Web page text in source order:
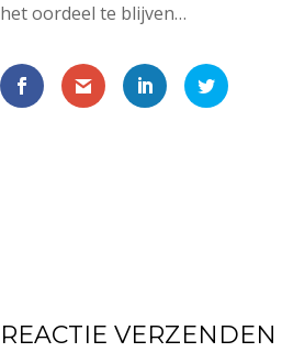
het oordeel te blijven…
REACTIE VERZENDEN